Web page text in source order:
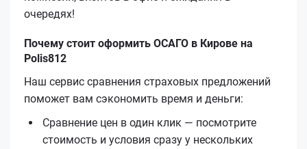
очередях!
Почему стоит оформить ОСАГО в Кирове на
Polis812
Наш сервис сравнения страховых предложений
поможет вам сэкономить время и деньги:
Сравнение цен в один клик — посмотрите
стоимость и условия сразу у нескольких